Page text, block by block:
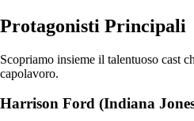
Protagonisti Principali
Scopriamo insieme il talentuoso cast
capolavoro.
Harrison Ford (Indiana